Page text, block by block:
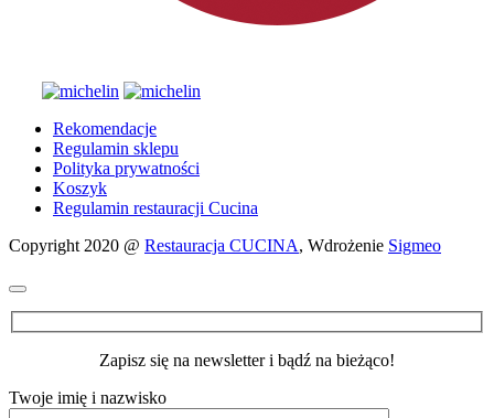
Rekomendacje
Regulamin sklepu
Polityka prywatności
Koszyk
Regulamin restauracji Cucina
Copyright 2020 @ Restauracja CUCINA, Wdrożenie Sigmeo
Zapisz się na newsletter i bądź na bieżąco!
Twoje imię i nazwisko